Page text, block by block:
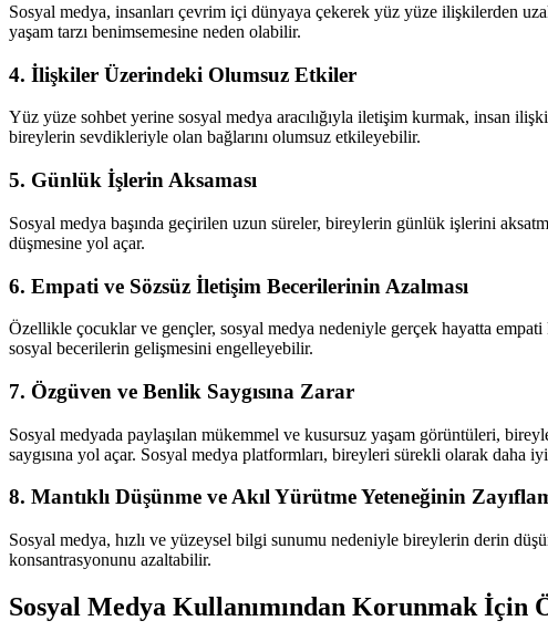
Sosyal medya, insanları çevrim içi dünyaya çekerek yüz yüze ilişkilerden
yaşam tarzı benimsemesine neden olabilir.
4. İlişkiler Üzerindeki Olumsuz Etkiler
Yüz yüze sohbet yerine sosyal medya aracılığıyla iletişim kurmak, insan
bireylerin sevdikleriyle olan bağlarını olumsuz etkileyebilir.
5. Günlük İşlerin Aksaması
Sosyal medya başında geçirilen uzun süreler, bireylerin günlük işlerini
düşmesine yol açar.
6. Empati ve Sözsüz İletişim Becerilerinin Azalması
Özellikle çocuklar ve gençler, sosyal medya nedeniyle gerçek hayatta
sosyal becerilerin gelişmesini engelleyebilir.
7. Özgüven ve Benlik Saygısına Zarar
Sosyal medyada paylaşılan mükemmel ve kusursuz yaşam görüntüleri,
saygısına yol açar. Sosyal medya platformları, bireyleri sürekli olarak daha
8. Mantıklı Düşünme ve Akıl Yürütme Yeteneğinin
Sosyal medya, hızlı ve yüzeysel bilgi sunumu nedeniyle bireylerin derin
konsantrasyonunu azaltabilir.
Sosyal Medya Kullanımından Korunmak İçin